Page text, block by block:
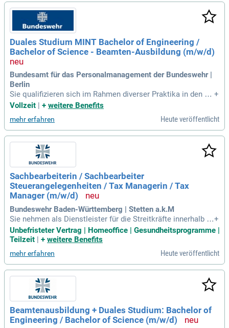
Duales Studium MINT Bachelor of Engineering /
Bachelor of Science - Beamten-Ausbildung (m/w/d)
Bundesamt für das Personalmanagement der Bundeswehr |
Berlin
Sie qualifizieren sich im Rahmen diverser Praktika in den ve
rschiedenen Bereichen der Bundeswehrverwaltung, wie zum
rischer Ausrüstung sowie in Forschung und Technologie.
+
Vollzeit
+ weitere Benefits
mehr erfahren Heute veröffentlicht
Sachbearbeiterin / Sachbearbeiter
Steuerangelegenheiten / Tax Managerin / Tax
Manager (m/w/d)
Bundeswehr Baden-Württemberg | Stetten a.k.M
Sie nehmen als Dienstleister für die Streitkräfte innerhalb d
er Wehrverwaltung Aufgaben u.a. in den Bereichen Facility-
Management, Verwaltung Zivilpersonal, Haushalt/Finanzen,
+
Unbefristeter Vertrag | Homeoffice | Gesundheitsprogramme |
Teilzeit | + weitere Benefits
mehr erfahren Heute veröffentlicht
Beamtenausbildung + Duales Studium: Bachelor of
Engineering / Bachelor of Science (m/w/d)